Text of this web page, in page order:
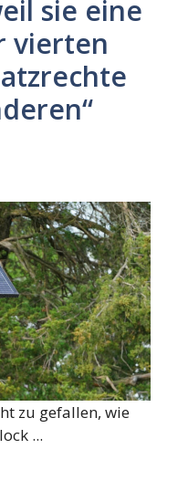
sie eine
vierten
zu gefallen, wie
...